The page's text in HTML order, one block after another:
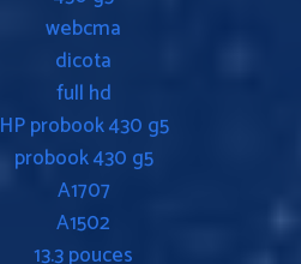
webcma
dicota
full hd
HP probook 430 g5
probook 430 g5
A1707
A1502
13.3 pouces